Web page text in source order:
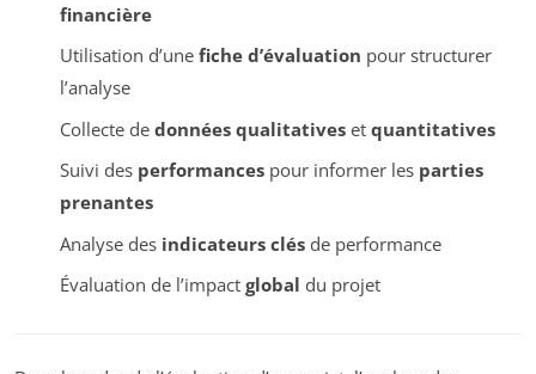
financière
Utilisation d’une fiche d’évaluation pour structurer
l’analyse
Collecte de données qualitativeset quantitatives
Suivi des performancespour informer les parties
prenantes
Analyse des indicateurs clésde performance
Évaluation de l’impact global du projet